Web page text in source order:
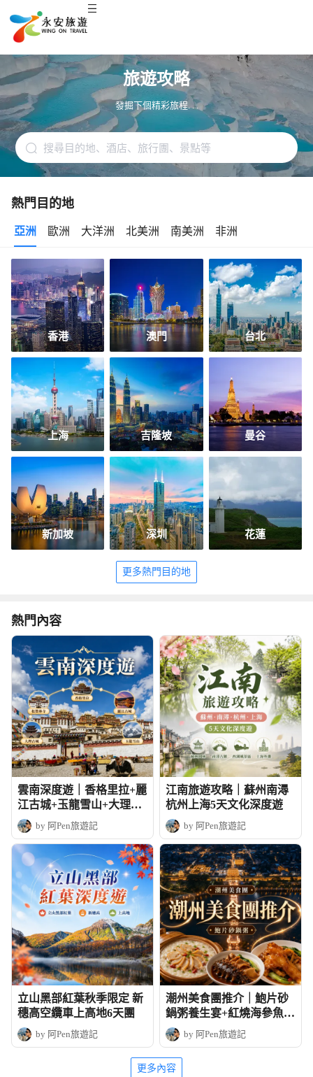
旅遊攻略
發掘下個精彩旅程. . .
熱門目的地
亞洲 歐洲 大洋洲 北美洲 南美洲 非洲
香港 澳門 台北
上海 吉隆坡 曼谷
新加坡 深圳 花蓮
更多熱門目的地
熱門內容
雲南深度遊｜香格里拉+麗
江古城+玉龍雪山+大理古
城+松贊林寺
by 阿Pen旅遊記
江南旅遊攻略｜蘇州南潯
杭州上海5天文化深度遊
by 阿Pen旅遊記
立山黑部紅葉秋季限定 新
穗高空纜車上高地6天團
by 阿Pen旅遊記
潮州美食團推介｜鮑片砂
鍋粥養生宴+紅燒海參魚皮
+湘子橋的日與夜
by 阿Pen旅遊記
更多內容